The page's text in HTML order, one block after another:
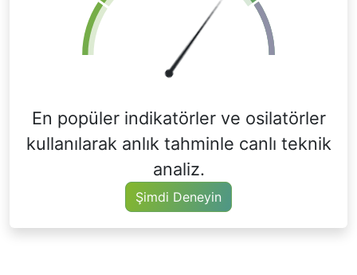
En popüler indikatörler ve osilatörler
kullanılarak anlık tahminle canlı teknik
analiz.
Şimdi Deneyin